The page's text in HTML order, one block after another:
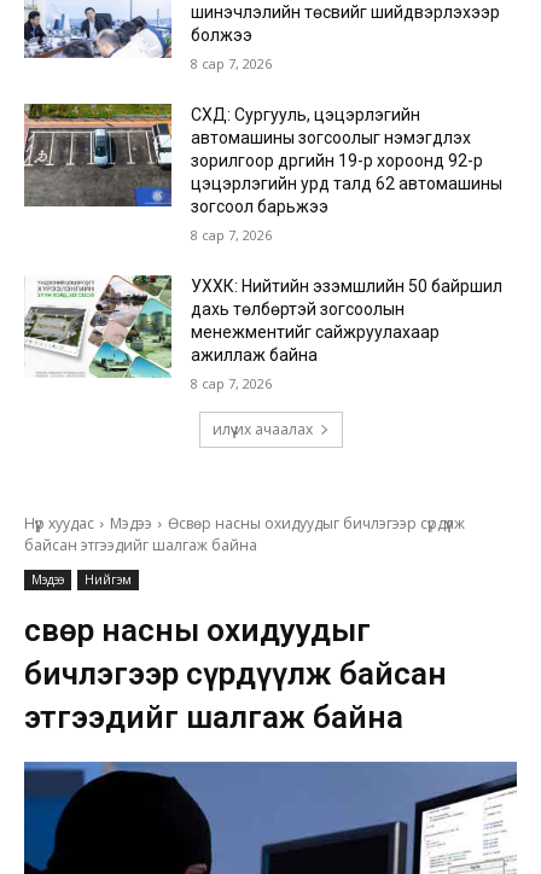
шинэчлэлийн төсвийг шийдвэрлэхээр
болжээ
8 сар 7, 2026
СХД: Сургууль, цэцэрлэгийн
автомашины зогсоолыг нэмэгдүүлэх
зорилгоор дүүргийн 19-р хороонд 92-р
цэцэрлэгийн урд талд 62 автомашины
зогсоол барьжээ
8 сар 7, 2026
УХХК: Нийтийн эзэмшлийн 50 байршил
дахь төлбөртэй зогсоолын
менежментийг сайжруулахаар
ажиллаж байна
8 сар 7, 2026
илүү их ачаалах